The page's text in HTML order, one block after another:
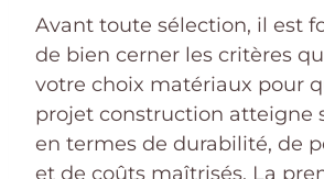
Avant toute sélection, il est
de bien cerner les critères
votre choix matériaux pour
projet construction atteigne
en termes de durabilité, de
et de coûts maîtrisés. La